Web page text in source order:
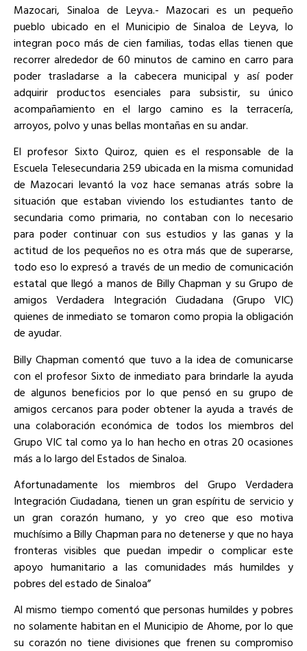
Mazocari, Sinaloa de Leyva.- Mazocari es un pequeño
pueblo ubicado en el Municipio de Sinaloa de Leyva, lo
integran poco más de cien familias, todas ellas tienen que
recorrer alrededor de 60 minutos de camino en carro para
poder trasladarse a la cabecera municipal y así poder
adquirir productos esenciales para subsistir, su único
acompañamiento en el largo camino es la terracería,
arroyos, polvo y unas bellas montañas en su andar.
El profesor Sixto Quiroz, quien es el responsable de la
Escuela Telesecundaria 259 ubicada en la misma comunidad
de Mazocari levantó la voz hace semanas atrás sobre la
situación que estaban viviendo los estudiantes tanto de
secundaria como primaria, no contaban con lo necesario
para poder continuar con sus estudios y las ganas y la
actitud de los pequeños no es otra más que de superarse,
todo eso lo expresó a través de un medio de comunicación
estatal que llegó a manos de Billy Chapman y su Grupo de
amigos Verdadera Integración Ciudadana (Grupo VIC)
quienes de inmediato se tomaron como propia la obligación
de ayudar.
Billy Chapman comentó que tuvo a la idea de comunicarse
con el profesor Sixto de inmediato para brindarle la ayuda
de algunos beneficios por lo que pensó en su grupo de
amigos cercanos para poder obtener la ayuda a través de
una colaboración económica de todos los miembros del
Grupo VIC tal como ya lo han hecho en otras 20 ocasiones
más a lo largo del Estados de Sinaloa.
Afortunadamente los miembros del Grupo Verdadera
Integración Ciudadana, tienen un gran espíritu de servicio y
un gran corazón humano, y yo creo que eso motiva
muchísimo a Billy Chapman para no detenerse y que no haya
fronteras visibles que puedan impedir o complicar este
apoyo humanitario a las comunidades más humildes y
pobres del estado de Sinaloa”
Al mismo tiempo comentó que personas humildes y pobres
no solamente habitan en el Municipio de Ahome, por lo que
su corazón no tiene divisiones que frenen su compromiso